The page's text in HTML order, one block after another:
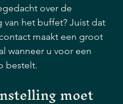
over de
van het buffet? Juist dat
maakt een groot
wanneer u voor een
bestelt.
moet